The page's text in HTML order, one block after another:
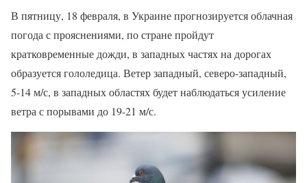
В пятницу, 18 февраля, в Украине прогнозируется облачная
погода с прояснениями, по стране пройдут
кратковременные дожди, в западных частях на дорогах
образуется гололедица. Ветер западный, северо-западный,
5-14 м/с, в западных областях будет наблюдаться усиление
ветра с порывами до 19-21 м/с.